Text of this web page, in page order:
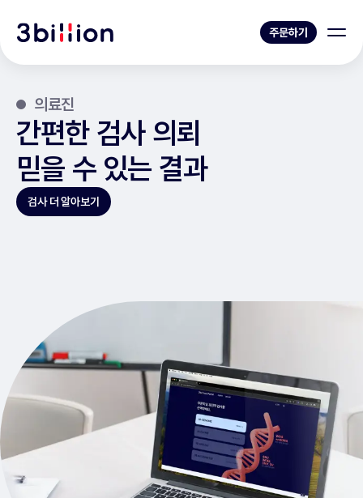
주문하기
의료진
간편한 검사 의뢰
믿을 수 있는 결과
검사 더 알아보기